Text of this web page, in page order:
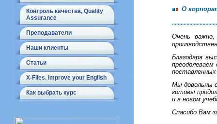
Контроль качества, Quality
Assurance
Преподаватели
Наши клиенты
Статьи
X-Files. Improve your English
Как выбрать курс
О
Очень
Благодаря
поставленных
Мы довольны
готовы
и в новом
Спасибо Вам